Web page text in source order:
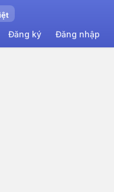
Đăng ký Đăng nhập